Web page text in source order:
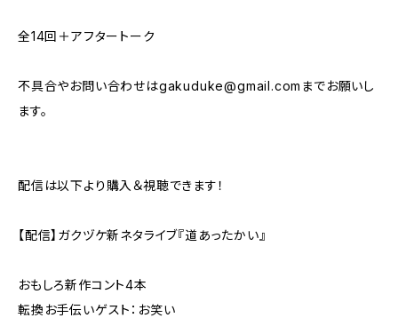
全14回＋アフタートーク
不具合やお問い合わせはgakuduke@gmail.com までお願いし
ます。
配信は以下より購入＆視聴できます！
【配信】ガクヅケ新ネタライブ『道あったかい』
おもしろ新作コント4本
転換お手伝いゲスト：お笑い